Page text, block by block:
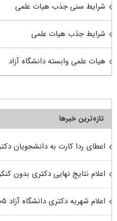
شرایط سنی جذب هیات علمی
شرایط جذب هیات علمی
هیات علمی وابسته دانشگاه آزاد
تازه‌ترین خبرها
اعطای ردا کارت به دانشجویان دکتری
اعلام نتایج نهایی دکتری بدون کنکور
اعلام شهریه دکتری دانشگاه آزاد ۱۴۰۵